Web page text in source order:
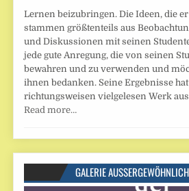
Lernen beizubringen. Die Ideen, die
stammen größtenteils aus
und Diskussionen mit seinen
jede gute Anregung, die von seinen
bewahren und zu verwenden und
ihnen bedanken. Seine Ergebnisse
richtungsweisen vielgelesen Werk
Read more…
GALERIE